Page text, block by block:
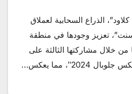
الذراع السحابية لعملاق
تعزيز وجودها في منطقة
خلال مشاركتها الثالثة على
مما يعكس…